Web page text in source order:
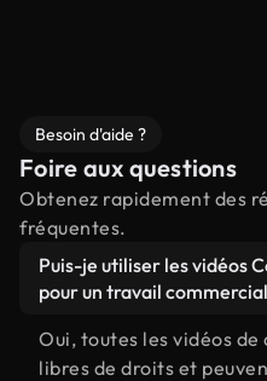
Besoin d'aide ?
Foire aux questions
Obtenez rapidement des
fréquentes.
Puis-je utiliser les vidéos
pour un travail
Oui, toutes les vidéos
libres de droits et